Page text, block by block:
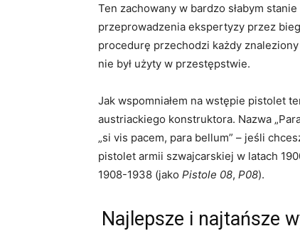
Ten zachowany w bardzo słabym
przeprowadzenia ekspertyzy przez
procedurę przechodzi każdy
nie był użyty w przestępstwie.
Jak wspomniałem na wstępie pistolet
austriackiego konstruktora. Nazwa
„si vis pacem, para bellum” – jeśli
pistolet armii szwajcarskiej w latach
1908-1938 (jako Pistole 08, P08).
Najlepsze i najtańsze